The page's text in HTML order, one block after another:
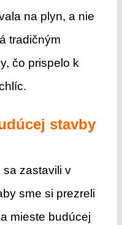
na plyn, a nie
tradičným
čo prispelo k
stavby
sa zastavili v
sme si prezreli
mieste budúcej